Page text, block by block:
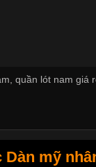
,quần lót nam giá
Dàn mỹ